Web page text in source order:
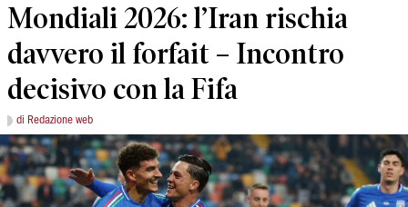
Mondiali 2026: l’Iran rischia
davvero il forfait – Incontro
decisivo con la Fifa
di Redazione web